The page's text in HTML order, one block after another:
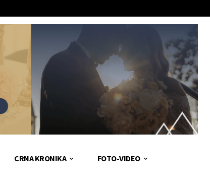
CRNA KRONIKA FOTO-VIDEO